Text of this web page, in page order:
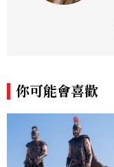
你可能會喜歡